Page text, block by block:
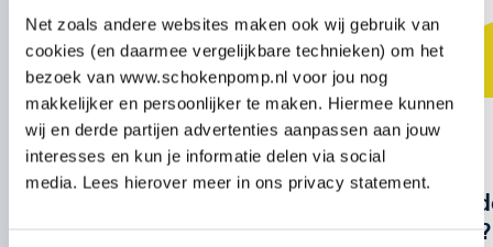
Net zoals andere websites maken ook wij gebruik van
cookies (en daarmee vergelijkbare technieken) om het
bezoek van www.schokenpomp.nl voor jou nog
makkelijker en persoonlijker te maken. Hiermee kunnen
wij en derde partijen advertenties aanpassen aan jouw
interesses en kun je informatie delen via social
media. Lees hierover meer in ons privacy statement.
bhv
Alles wat je moet
Wat te
oorpijn?